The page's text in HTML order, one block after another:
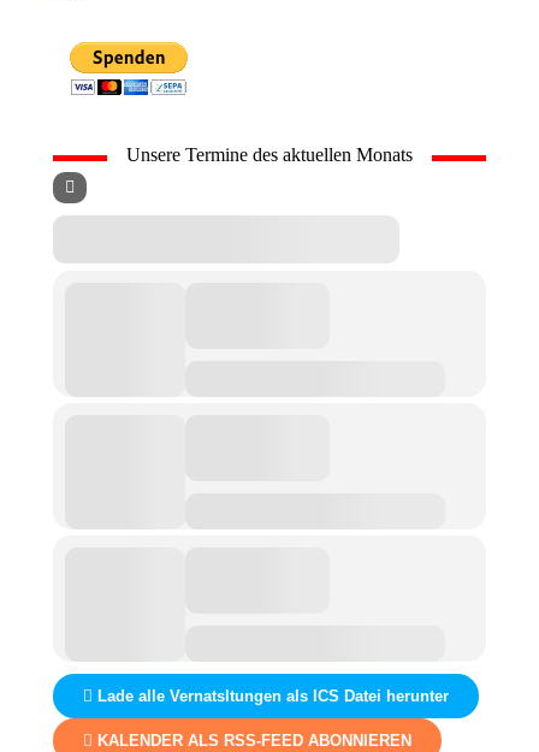
Unsere Termine des aktuellen Monats
Lade alle Vernatsltungen als ICS Datei herunter
KALENDER ALS RSS-FEED ABONNIEREN